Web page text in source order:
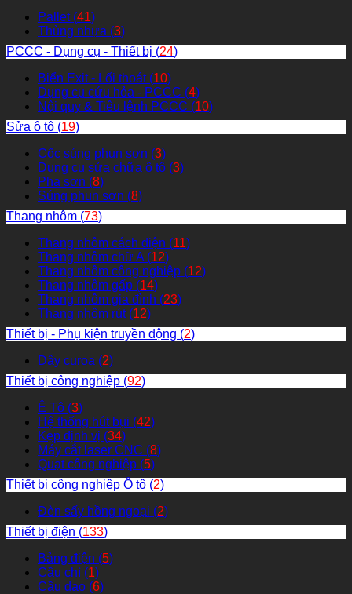
Pallet (41)
Thùng nhựa (3)
PCCC - Dụng cụ - Thiết bị (24)
Biển Exit - Lối thoát (10)
Dụng cụ cứu hỏa - PCCC (4)
Nội quy & Tiêu lệnh PCCC (10)
Sửa ô tô (19)
Cốc súng phun sơn (3)
Dụng cụ sửa chữa ô tô (3)
Pha sơn (8)
Súng phun sơn (8)
Thang nhôm (73)
Thang nhôm cách điện (11)
Thang nhôm chữ A (12)
Thang nhôm công nghiệp (12)
Thang nhôm gấp (14)
Thang nhôm gia đình (23)
Thang nhôm rút (12)
Thiết bị - Phụ kiện truyền động (2)
Dây curoa (2)
Thiết bị công nghiệp (92)
Ê Tô (3)
Hệ thống hút bụi (42)
Kẹp định vị (34)
Máy cắt laser CNC (8)
Quạt công nghiệp (5)
Thiết bị công nghiệp Ô tô (2)
Đèn sấy hồng ngoại (2)
Thiết bị điện (133)
Bảng điện (5)
Cầu chì (1)
Cầu dao (6)